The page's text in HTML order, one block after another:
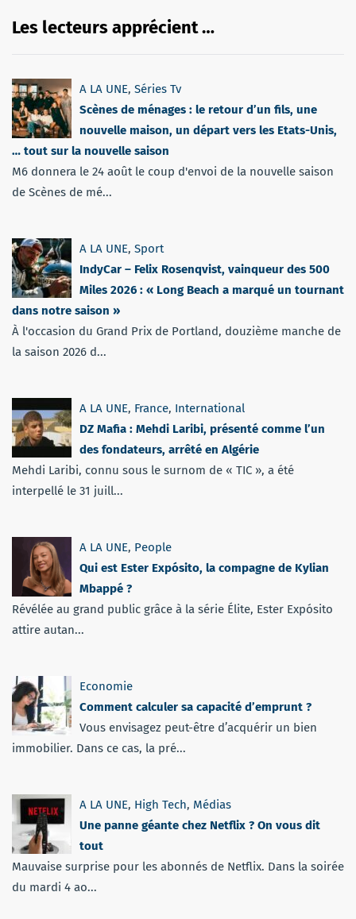
Les lecteurs apprécient …
A LA UNE, Séries Tv
Scènes de ménages : le retour d’un fils, une
nouvelle maison, un départ vers les Etats-Unis,
… tout sur la nouvelle saison
M6 donnera le 24 août le coup d'envoi de la nouvelle saison
de Scènes de mé...
A LA UNE, Sport
IndyCar – Felix Rosenqvist, vainqueur des 500
Miles 2026 : « Long Beach a marqué un tournant
dans notre saison »
À l'occasion du Grand Prix de Portland, douzième manche de
la saison 2026 d...
A LA UNE, France, International
DZ Mafia : Mehdi Laribi, présenté comme l’un
des fondateurs, arrêté en Algérie
Mehdi Laribi, connu sous le surnom de « TIC », a été
interpellé le 31 juill...
A LA UNE, People
Qui est Ester Expósito, la compagne de Kylian
Mbappé ?
Révélée au grand public grâce à la série Élite, Ester Expósito
attire autan...
Economie
Comment calculer sa capacité d’emprunt ?
Vous envisagez peut-être d’acquérir un bien
immobilier. Dans ce cas, la pré...
A LA UNE, High Tech, Médias
Une panne géante chez Netflix ? On vous dit
tout
Mauvaise surprise pour les abonnés de Netflix. Dans la soirée
du mardi 4 ao...